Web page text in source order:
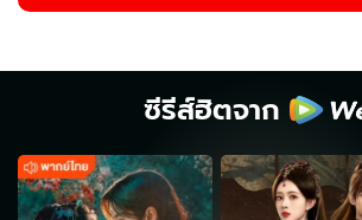
ซีรีส์ฮิตจาก